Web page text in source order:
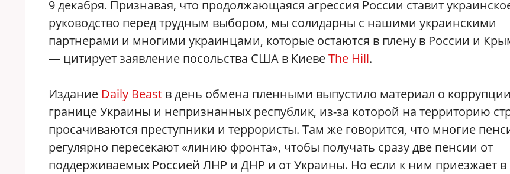
9 декабря. Признавая, что продолжающаяся агрессия России ставит
руководство перед трудным выбором, мы солидарны с нашими украинскими
партнерами и многими украинцами, которые остаются в плену в России и
— цитирует заявление посольства США в КиевеThe Hill.
Издание Daily Beast в день обмена пленными выпустило материал о
границе Украины и непризнанных республик, из-за которой на территорию
просачиваются преступники и террористы. Там же говорится, что многие
регулярно пересекают «линию фронта», чтобы получать сразу две пенсии от
поддерживаемых Россией ЛНР и ДНР и от Украины. Но если к ним приезжает в